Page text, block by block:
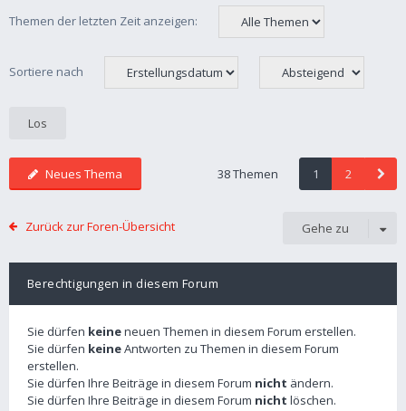
Themen der letzten Zeit anzeigen:
Sortiere nach
Neues Thema 38 Themen 1 2
Zurück zur Foren-Übersicht Gehe zu
Berechtigungen in diesem Forum
Sie dürfen keineneuen Themen in diesem Forum erstellen.
Sie dürfen keineAntworten zu Themen in diesem Forum
erstellen.
Sie dürfen Ihre Beiträge in diesem Forum nicht ändern.
Sie dürfen Ihre Beiträge in diesem Forum nicht löschen.